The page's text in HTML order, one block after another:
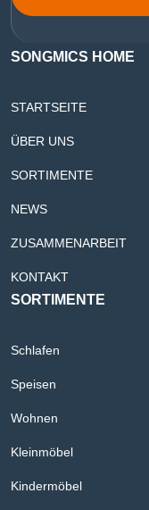
SONGMICS HOME
STARTSEITE
ÜBER UNS
SORTIMENTE
NEWS
ZUSAMMENARBEIT
KONTAKT
SORTIMENTE
Schlafen
Speisen
Wohnen
Kleinmöbel
Kindermöbel